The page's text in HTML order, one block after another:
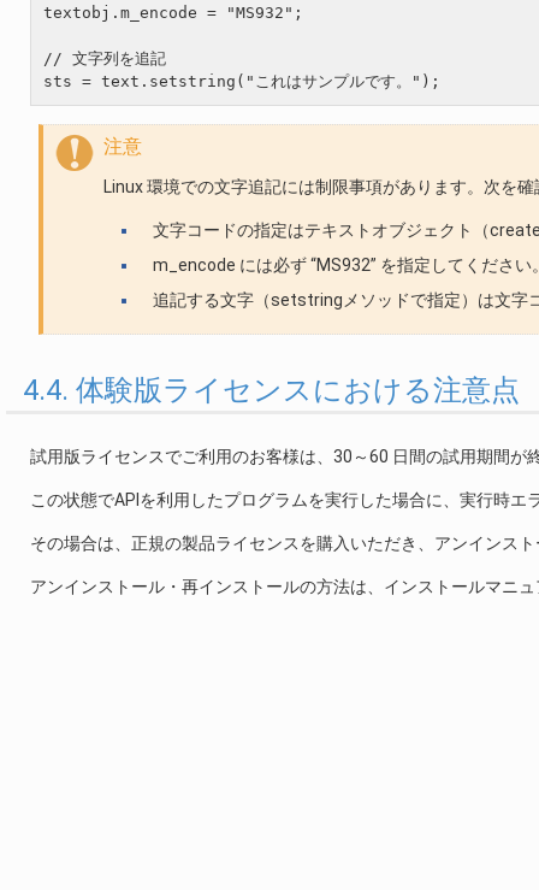
textobj.m_encode = "MS932";
// 文字列を追記
sts = text.setstring("これはサンプルです。");
注意
Linux 環境での文字追記には制限事項があります。次を
文字コードの指定はテキストオブジェクト（
m_encode には必ず “MS932” を指定してください
追記する文字（setstringメソッドで指定）は文字
4.4. 体験版ライセンスにおける注意点
試用版ライセンスでご利用のお客様は、30～60 日間の試用期間
この状態でAPIを利用したプログラムを実行した場合に、実行時エ
その場合は、正規の製品ライセンスを購入いただき、アンインス
アンインストール・再インストールの方法は、インストールマニ